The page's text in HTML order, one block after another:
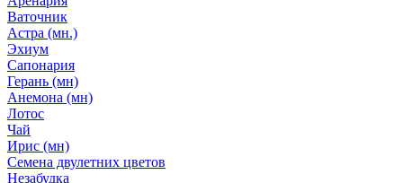
Ваточник
Астра (мн.)
Эхиум
Сапонария
Герань (мн)
Анемона (мн)
Лотос
Чай
Ирис (мн)
Семена двулетних цветов
Незабудка